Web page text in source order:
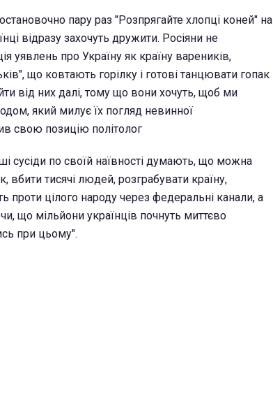
пару раз "Розпрягайте хлопці коней" на
відразу захочуть дружити. Росіяни не
уявлень про Україну як країну вареників,
що ковтають горілку і готові танцювати гопак
від них далі, тому що вони хочуть, щоб ми
який милує їх погляд невинної
свою позицію політолог
сусіди по своїй наївності думають, що можна
вбити тисячі людей, розграбувати країну,
цілого народу через федеральні канали, а
що мільйони українців почнуть миттєво
при цьому".